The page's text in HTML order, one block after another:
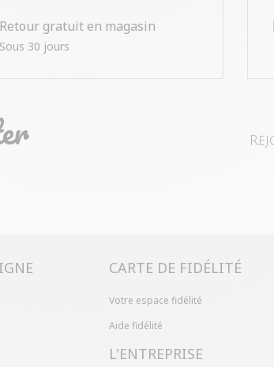
Retour gratuit en magasin
Sous 30 jours
CARTE DE FIDÉLITÉ
Votre espace fidélité
Aide fidélité
L'ENTREPRISE